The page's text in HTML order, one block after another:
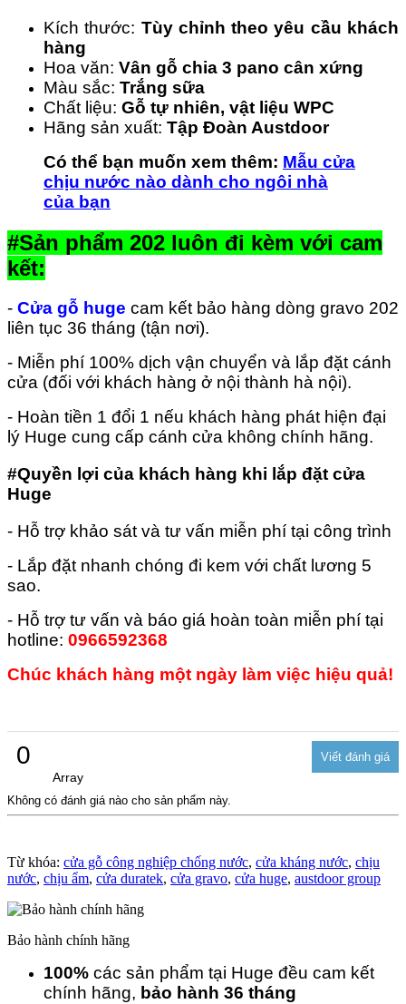
Kích thước: Tùy chỉnh theo yêu cầu khách
hàng
Hoa văn: Vân gỗ chia 3 pano cân xứng
Màu sắc: Trắng sữa
Chất liệu: Gỗ tự nhiên, vật liệu WPC
Hãng sản xuất: Tập Đoàn Austdoor
Có thể bạn muốn xem thêm: Mẫu cửa
chịu nước nào dành cho ngôi nhà
của bạn
#Sản phẩm 202 luôn đi kèm với cam
kết:
- Cửa gỗ huge cam kết bảo hàng dòng gravo 202
liên tục 36 tháng (tận nơi).
- Miễn phí 100% dịch vận chuyển và lắp đặt cánh
cửa (đối với khách hàng ở nội thành hà nội).
- Hoàn tiền 1 đổi 1 nếu khách hàng phát hiện đại
lý Huge cung cấp cánh cửa không chính hãng.
#Quyền lợi của khách hàng khi lắp đặt cửa
Huge
- Hỗ trợ khảo sát và tư vấn miễn phí tại công trình
- Lắp đặt nhanh chóng đi kem với chất lương 5
sao.
- Hỗ trợ tư vấn và báo giá hoàn toàn miễn phí tại
hotline: 0966592368
Chúc khách hàng một ngày làm việc hiệu quả!
0
Array
Không có đánh giá nào cho sản phẩm này.
Từ khóa: cửa gỗ công nghiệp chống nước, cửa kháng nước, chịu
nước, chịu ẩm, cửa duratek, cửa gravo, cửa huge, austdoor group
Bảo hành chính hãng
100% các sản phẩm tại Huge đều cam kết
chính hãng, bảo hành 36 tháng